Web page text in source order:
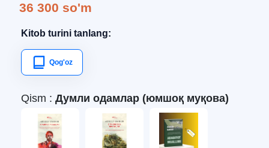
36 300 so'm
Kitob turini tanlang:
Qog'oz
Qism : Думли одамлар (юмшоқ муқова)